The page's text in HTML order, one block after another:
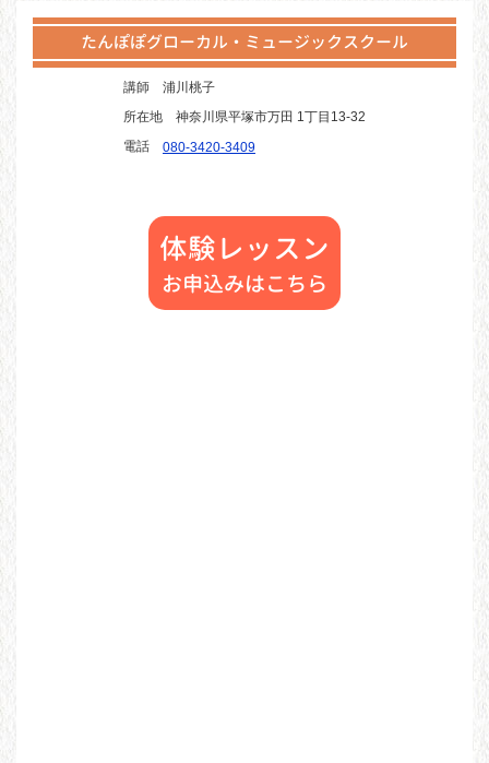
たんぽぽグローカル・ミュージックスクール
講師
浦川桃子
所在地
神奈川県平塚市万田 1丁目13-32
電話
080-3420-3409
体験レッスン
お申込みはこちら